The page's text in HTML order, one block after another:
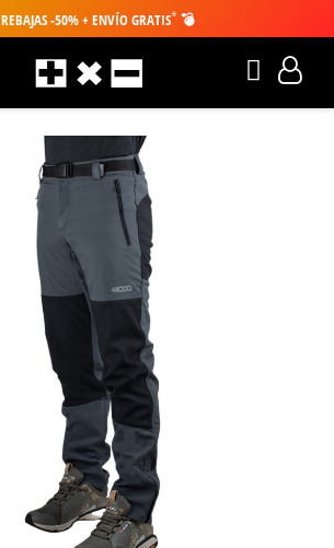
REBAJAS -50% + ENVÍO GRATIS* 💣